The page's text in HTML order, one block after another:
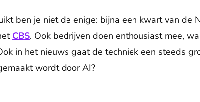
ben je niet de enige: bijna een kwart van de
CBS. Ook bedrijven doen enthousiast mee,
in het nieuws gaat de techniek een steeds
wordt door AI?